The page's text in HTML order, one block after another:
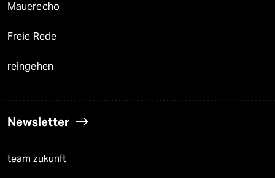
Mauerecho
Freie Rede
reingehen
Newsletter
team zukunft